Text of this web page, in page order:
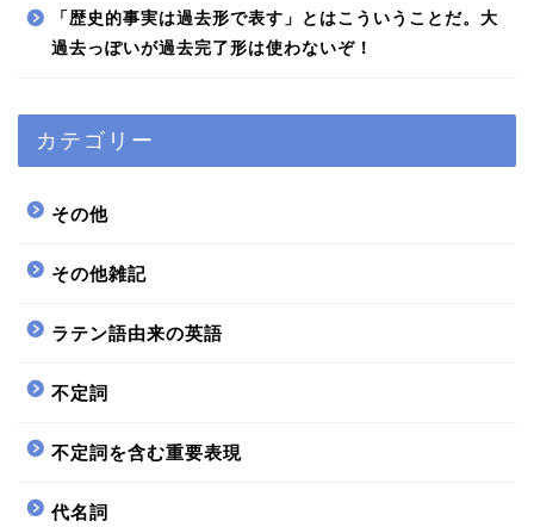
「歴史的事実は過去形で表す」とはこういうことだ。大
過去っぽいが過去完了形は使わないぞ！
カテゴリー
その他
その他雑記
ラテン語由来の英語
不定詞
不定詞を含む重要表現
代名詞